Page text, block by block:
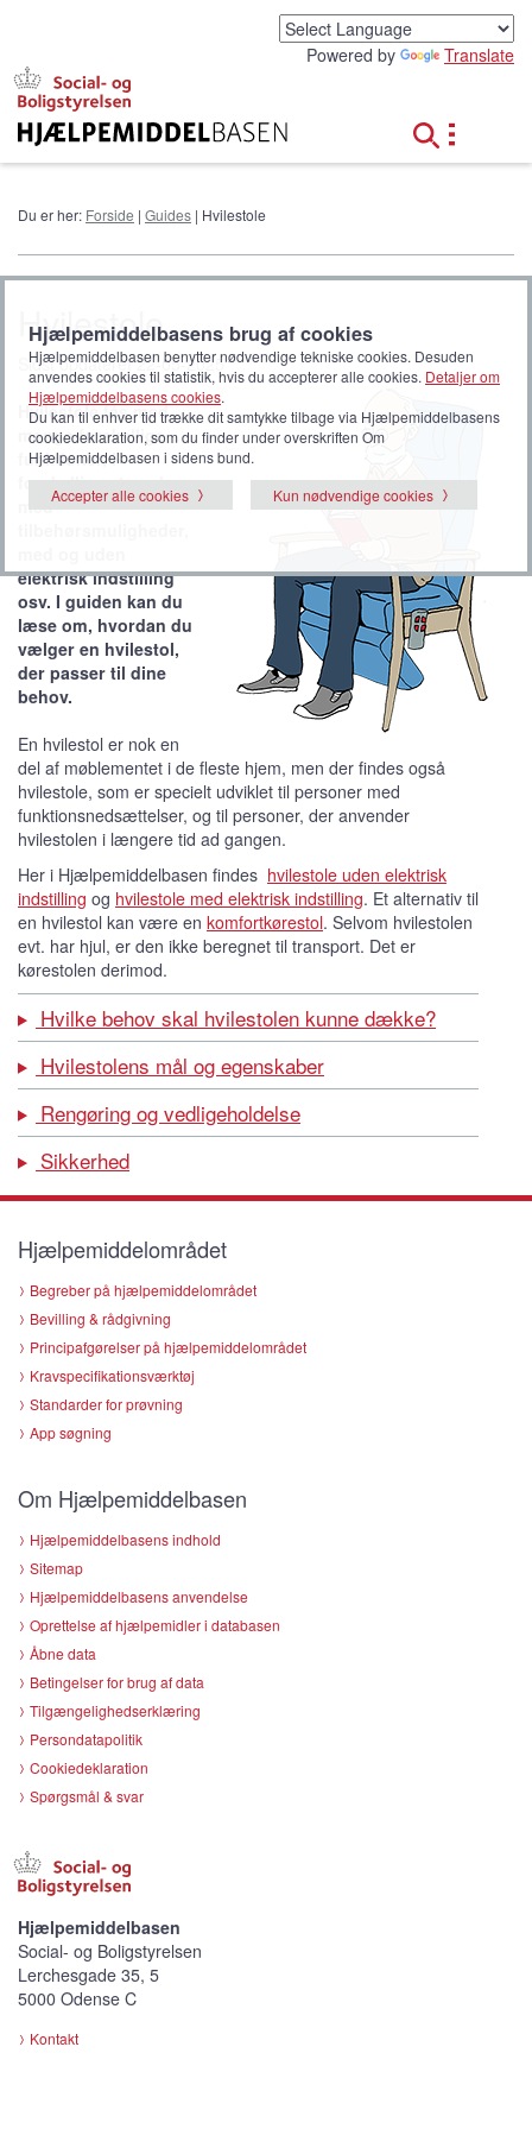
n
Powered by Translate
Du er her: Forside | Guides | Hvilestole
Hvilestole
Sidst opdateret 22-05-2025
Hvilestole fås med
mange forskellige
funktioner, i
forskellige størrelser,
med
elektrisk indstilling
osv. I guiden kan du
læse om, hvordan du
vælger en hvilestol,
der passer til dine
behov.
En hvilestol er nok en
del af møblementet i de fleste hjem, men der findes også
hvilestole, som er specielt udviklet til personer med
funktionsnedsættelser, og til personer, der anvender
hvilestolen i længere tid ad gangen.
Her i Hjælpemiddelbasen findes hvilestole uden elektrisk
indstilling og hvilestole med elektrisk indstilling. Et alternativ til
en hvilestol kan være en komfortkørestol. Selvom hvilestolen
evt. har hjul, er den ikke beregnet til transport. Det er
kørestolen derimod.
Hvilke behov skal hvilestolen kunne dække?
Hvilestolens mål og egenskaber
Rengøring og vedligeholdelse
Sikkerhed
Hjælpemiddelområdet
Begreber på hjælpemiddelområdet
Bevilling & rådgivning
Principafgørelser på hjælpemiddelområdet
Kravspecifikationsværktøj
Standarder for prøvning
App søgning
Om Hjælpemiddelbasen
Hjælpemiddelbasens indhold
Sitemap
Hjælpemiddelbasens anvendelse
Oprettelse af hjælpemidler i databasen
Åbne data
Betingelser for brug af data
Tilgængelighedserklæring
Persondatapolitik
Cookiedeklaration
Spørgsmål & svar
Hjælpemiddelbasen
Social- og Boligstyrelsen
Lerchesgade 35, 5
5000 Odense C
Kontakt
Hjælpemiddelbasens brug af cookies
Hjælpemiddelbasen benytter nødvendige tekniske cookies. Desuden
anvendes cookies til statistik, hvis du accepterer alle cookies. Detaljer om
Hjælpemiddelbasens cookies.
Du kan til enhver tid trække dit samtykke tilbage via Hjælpemiddelbasens
cookiedeklaration, som du finder under overskriften Om
Hjælpemiddelbasen i sidens bund.
Accepter alle cookies
Kun nødvendige cookies